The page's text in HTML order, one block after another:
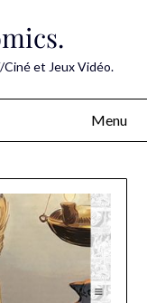
Ciné et Jeux Vidéo.
Menu